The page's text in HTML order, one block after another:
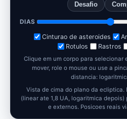
Desafio
DIAS
Cinturao de asteroides
Rotulos
Rastros
Clique em um corpo para selecionar
mover, role o mouse ou use a
distancia:
Vista de cima do plano da ecliptica.
(linear ate 1,8 UA, logaritmica
e externos. Posicoes reais